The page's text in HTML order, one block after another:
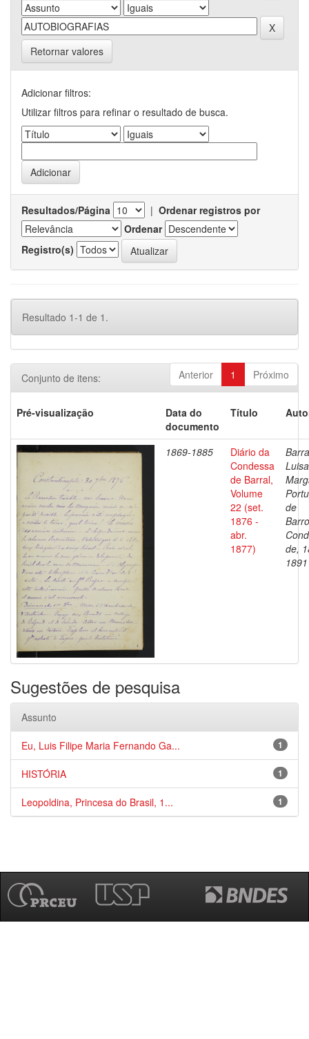
Retornar valores
Adicionar filtros:
Utilizar filtros para refinar o resultado de busca.
Resultados/Página | Ordenar registros por
Ordenar
Registro(s)
Resultado 1-1 de 1.
Anterior 1 Próximo
Conjunto de itens:
Pré-visualização
Data do
documento
Título
1869-1885
Diário da
Condessa
de Barral,
Volume
22 (set.
1876 -
abr.
1877)
Luisa
de
de,
1891
Sugestões de pesquisa
Assunto
1
Eu, Luis Filipe Maria Fernando Ga...
1
HISTÓRIA
1
Leopoldina, Princesa do Brasil, 1...